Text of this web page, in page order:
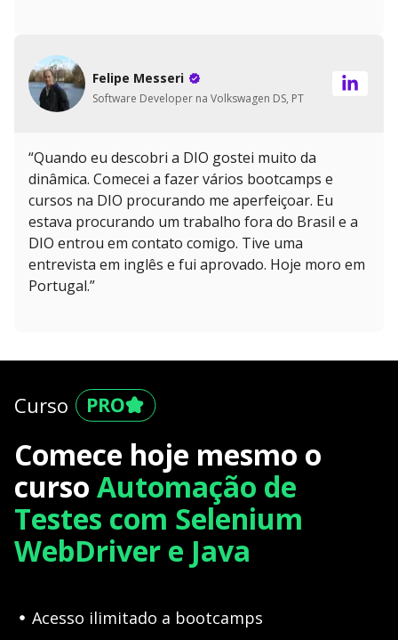
Felipe Messeri
Software Developer na Volkswagen DS, PT
“Quando eu descobri a DIO gostei muito da
dinâmica. Comecei a fazer vários bootcamps e
cursos na DIO procurando me aperfeiçoar. Eu
estava procurando um trabalho fora do Brasil e a
DIO entrou em contato comigo. Tive uma
entrevista em inglês e fui aprovado. Hoje moro em
Portugal.”
Curso
Comece hoje mesmo o
curso Automação de
Testes com Selenium
WebDriver e Java
Acesso ilimitado a bootcamps